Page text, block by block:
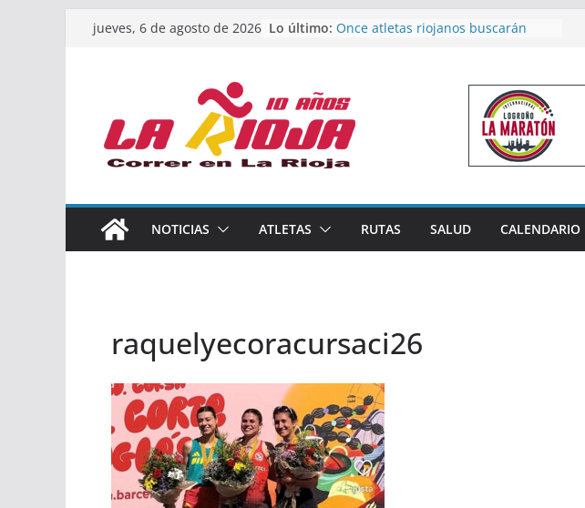
Saltarjueves, 6 de agosto de 2026 Lo último: Once atletas riojanos buscarán
Un bronce en 4×400 y tres puestos
de finalista cierran la participación
riojana en en Nacional de Málaga
El equipo femenino del Tritones
Rioja alcanza el podio nacional de
Acuatlón en Calahorra
España absoluto en Disco
Calahorra acoge este fin de semana
NOTICIAS ATLETAS RUTAS SALUD CALENDARIO
raquelyecoracursaci26